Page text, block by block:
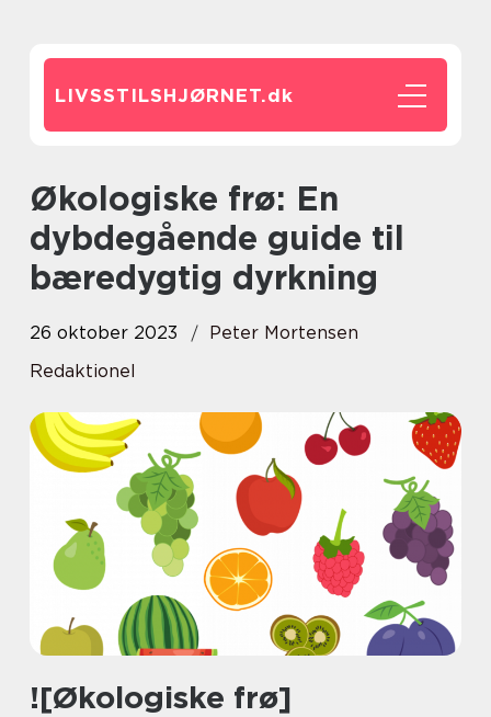
LIVSSTILSHJØRNET.dk
Økologiske frø: En
dybdegående guide til
bæredygtig dyrkning
26 oktober 2023
Peter Mortensen
Redaktionel
![Økologiske frø]